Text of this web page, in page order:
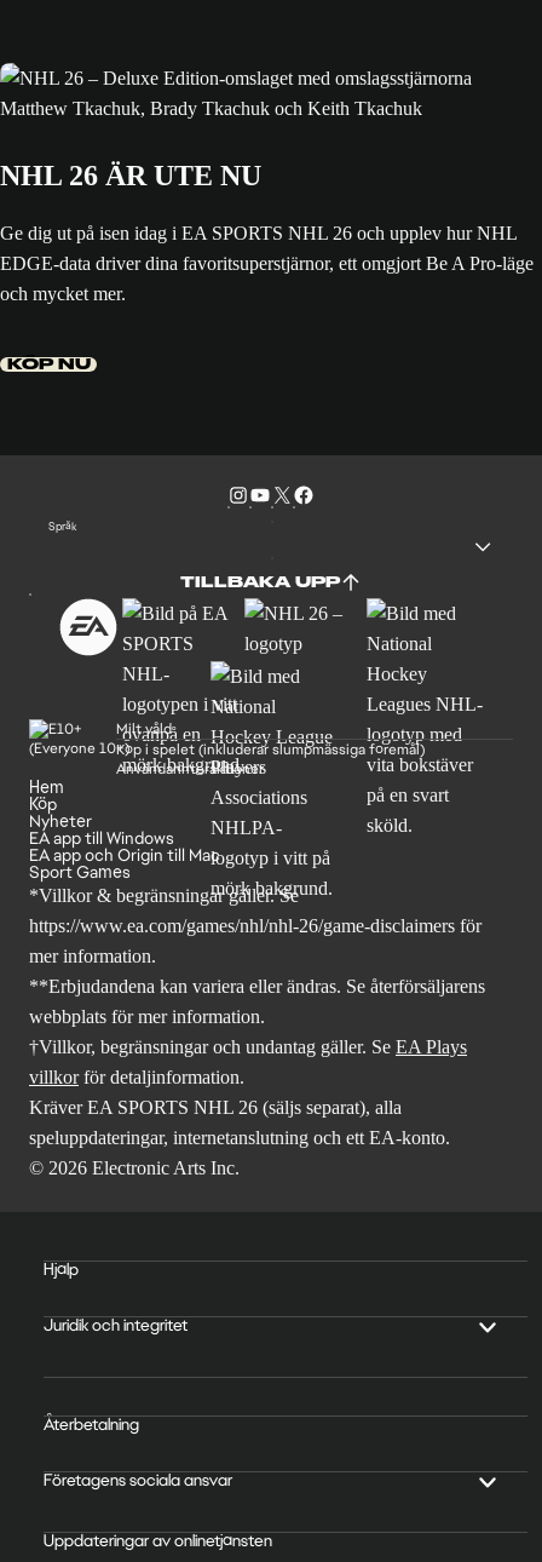
NHL 26 ÄR UTE NU
Ge dig ut på isen idag i EA SPORTS NHL 26 och upplev hur NHL
EDGE-data driver dina favoritsuperstjärnor, ett omgjort Be A Pro-läge
och mycket mer.
KÖP NU
Språk
TILLBAKA UPP
Milt våld
Köp i spelet (inkluderar slumpmässiga föremål)
Användarinteraktioner
Hem
Köp
Nyheter
EA app till Windows
EA app och Origin till Mac
Sport Games
*Villkor & begränsningar gäller. Se
https://www.ea.com/games/nhl/nhl-26/game-disclaimers för
mer information.
**Erbjudandena kan variera eller ändras. Se återförsäljarens
webbplats för mer information.
†Villkor, begränsningar och undantag gäller. Se EA Plays
villkorför detaljinformation.
Kräver EA SPORTS NHL 26 (säljs separat), alla
speluppdateringar, internetanslutning och ett EA-konto.
© 2026 Electronic Arts Inc.
Hjälp
Juridik och integritet
Återbetalning
Företagens sociala ansvar
Uppdateringar av onlinetjänsten